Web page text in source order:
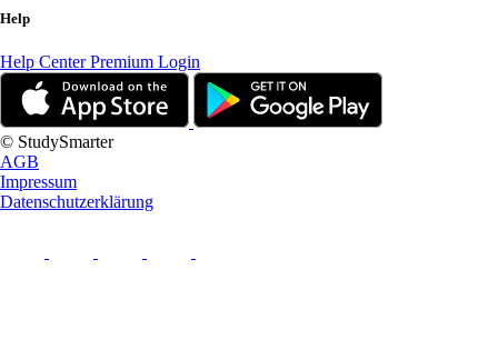
Help
Help CenterPremium Login
© StudySmarter
AGB
Impressum
Datenschutzerklärung